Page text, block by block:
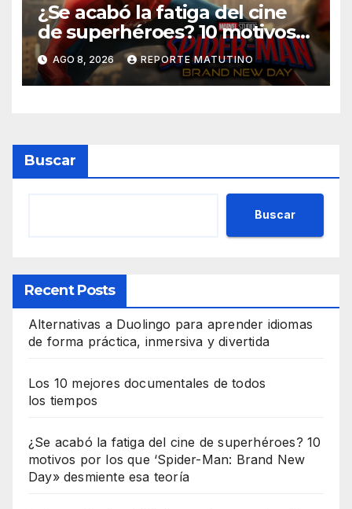
¿Se acabó la fatiga del cine
de superhéroes? 10 motivos
por los que ‘Spider-Man:
Brand New Day» desmiente
esa teoría
AGO 8, 2026 REPORTE MATUTINO
Buscar
Buscar
Recent Posts
Alternativas a Duolingo para aprender idiomas
de forma práctica, inmersiva y divertida
Los 10 mejores documentales de todos
los tiempos
¿Se acabó la fatiga del cine de superhéroes? 10
motivos por los que ‘Spider-Man: Brand New
Day» desmiente esa teoría